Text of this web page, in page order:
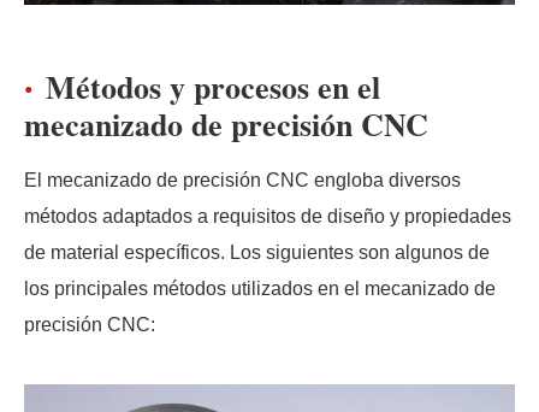
Métodos y procesos en el
mecanizado de precisión CNC
El mecanizado de precisión CNC engloba diversos
métodos adaptados a requisitos de diseño y propiedades
de material específicos. Los siguientes son algunos de
los principales métodos utilizados en el mecanizado de
precisión CNC: